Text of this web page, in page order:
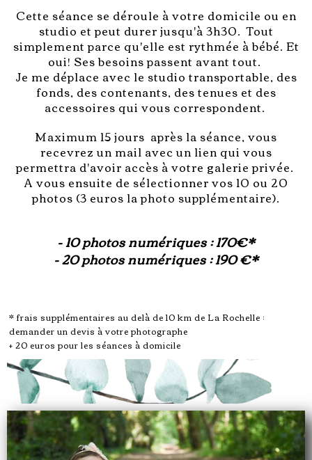
Cette séance se déroule à votre domicile ou en
studio et peut durer jusqu'à 3h30. Tout
simplement parce qu'elle est rythmée à bébé. Et
oui! Ses besoins passent avant tout.
Je me déplace avec le studio transportable, des
fonds, des contenants, des tenues et des
accessoires qui vous correspondent.
Maximum 15 jours après la séance, vous
recevrez un mail avec un lien qui vous
permettra d'avoir accès à votre galerie privée.
A vous ensuite de sélectionner vos 10 ou 20
photos (3 euros la photo supplémentaire).
- 10 photos numériques : 170€*
- 20 photos numériques : 190 €*
* frais supplémentaires au delà de 10 km de La Rochelle :
demander un devis à votre photographe
+ 20 euros pour les séances à domicile